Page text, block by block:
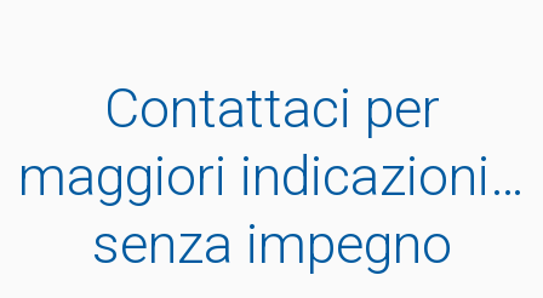
Contattaci per
maggiori indicazioni…
senza impegno